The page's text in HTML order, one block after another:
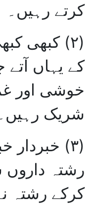
کرتے رہیں۔
(۲)کبھی
کے یہاں آتے
خوشی اور
شریک
(۳) خبردار
رشتہ
کرکے رشتہ